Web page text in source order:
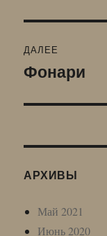
ДАЛЕЕ
Следующая
Фонари
АРХИВЫ
Май 2021
Июнь 2020